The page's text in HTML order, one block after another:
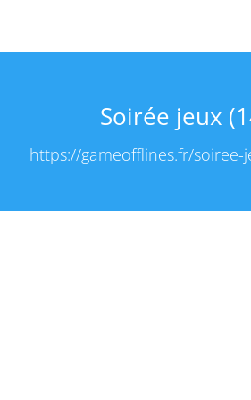
Soirée jeux
https://gameofflines.fr/soiree-